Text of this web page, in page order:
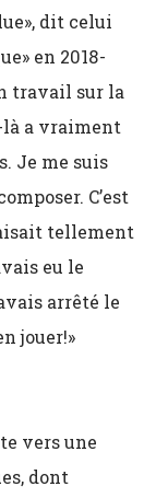
dit celui
en 2018-
travail sur la
là a vraiment
Je me suis
C’est
tellement
eu le
arrêté le
jouer!»
vers une
dont